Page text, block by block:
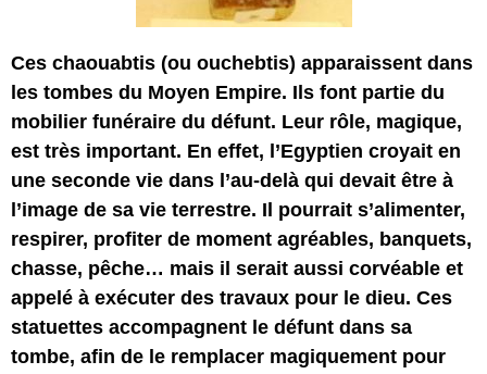
Ces chaouabtis (ou ouchebtis) apparaissent dans
les tombes du Moyen Empire. Ils font partie du
mobilier funéraire du défunt. Leur rôle, magique,
est très important. En effet, l’Egyptien croyait en
une seconde vie dans l’au-delà qui devait être à
l’image de sa vie terrestre. Il pourrait s’alimenter,
respirer, profiter de moment agréables, banquets,
chasse, pêche… mais il serait aussi corvéable et
appelé à exécuter des travaux pour le dieu. Ces
statuettes accompagnent le défunt dans sa
tombe, afin de le remplacer magiquement pour